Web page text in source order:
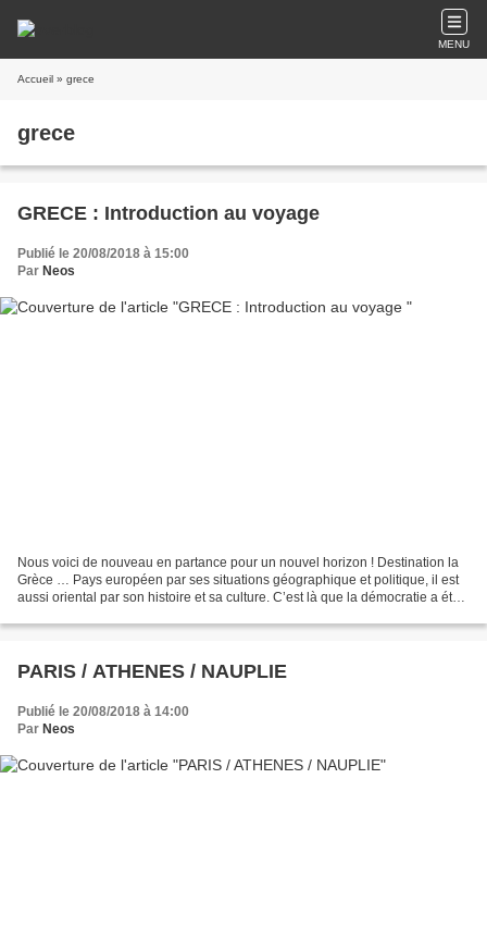
MENU
Accueil » grece
grece
GRECE : Introduction au voyage
Publié le 20/08/2018 à 15:00
Par Neos
Nous voici de nouveau en partance pour un nouvel horizon ! Destination la
Grèce … Pays européen par ses situations géographique et politique, il est
aussi oriental par son histoire et sa culture. C’est là que la démocratie a été
PARIS / ATHENES / NAUPLIE
Publié le 20/08/2018 à 14:00
Par Neos